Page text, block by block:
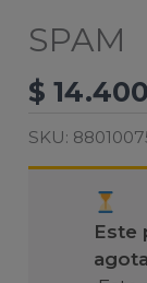
SPAM
$ 14.400
SKU:
Este